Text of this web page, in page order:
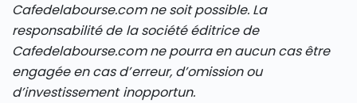
Cafedelabourse.com ne soit possible. La
responsabilité de la société éditrice de
Cafedelabourse.com ne pourra en aucun cas être
engagée en cas d’erreur, d’omission ou
d’investissement inopportun.